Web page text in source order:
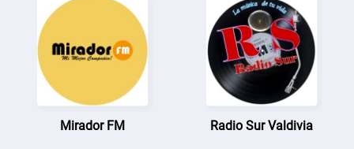
Mirador FM Radio Sur Valdivia